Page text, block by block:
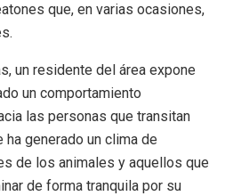
que, en varias ocasiones,
un residente del área expone
un comportamiento
las personas que transitan
generado un clima de
de los animales y aquellos que
de forma tranquila por su